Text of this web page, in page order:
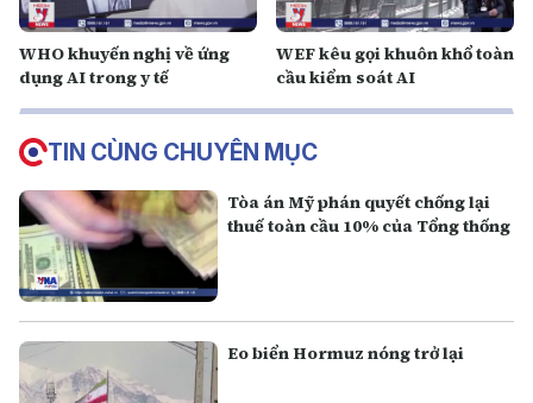
WHO khuyến nghị về ứng
dụng AI trong y tế
WEF kêu gọi khuôn khổ toàn
cầu kiểm soát AI
TIN CÙNG CHUYÊN MỤC
Tòa án Mỹ phán quyết chống lại
thuế toàn cầu 10% của Tổng thống
Eo biển Hormuz nóng trở lại